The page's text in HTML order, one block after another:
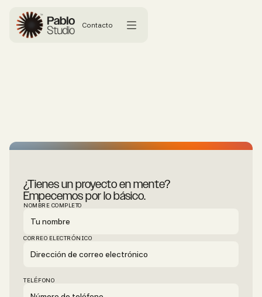
Contacto
¿Tienes un proyecto en mente?
Empecemos por lo básico.
NOMBRE COMPLETO
CORREO ELECTRÓNICO
TELÉFONO